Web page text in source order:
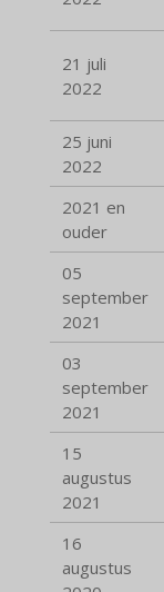
21 juli
2022
25 juni
2022
2021 en
ouder
05
september
2021
03
september
2021
15
augustus
2021
16
augustus